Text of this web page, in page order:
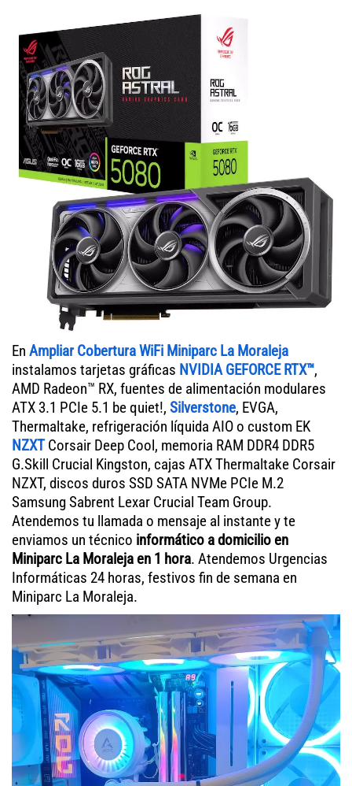
En Ampliar Cobertura WiFi Miniparc La Moraleja
instalamos tarjetas gráficas NVIDIA GEFORCE RTX™,
AMD Radeon™ RX, fuentes de alimentación modulares
ATX 3.1 PCIe 5.1 be quiet!, Silverstone, EVGA,
Thermaltake, refrigeración líquida AIO o custom EK
NZXTCorsair Deep Cool, memoria RAM DDR4 DDR5
G.Skill Crucial Kingston, cajas ATX Thermaltake Corsair
NZXT, discos duros SSD SATA NVMe PCIe M.2
Samsung Sabrent Lexar Crucial Team Group.
Atendemos tu llamada o mensaje al instante y te
enviamos un técnico informático a domicilio en
Miniparc La Moraleja en 1 hora. Atendemos Urgencias
Informáticas 24 horas, festivos fin de semana en
Miniparc La Moraleja.